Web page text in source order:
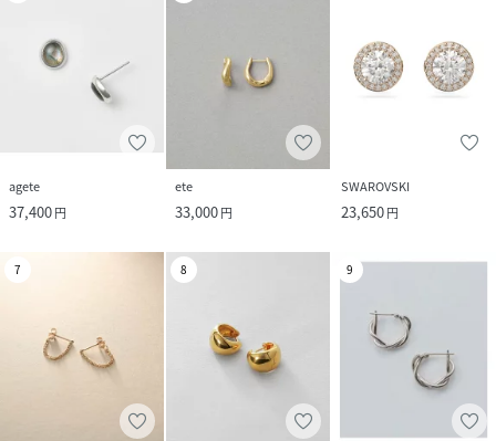
agete
37,400円
ete
33,000円
SWAROVSKI
23,650円
7 8 9